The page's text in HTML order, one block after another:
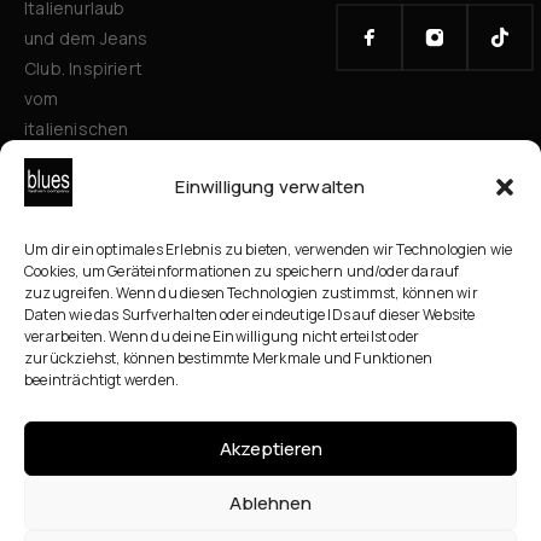
Einwilligung verwalten
Um dir ein optimales Erlebnis zu bieten, verwenden wir Technologien wie
Cookies, um Geräteinformationen zu speichern und/oder darauf
zuzugreifen. Wenn du diesen Technologien zustimmst, können wir
Daten wie das Surfverhalten oder eindeutige IDs auf dieser Website
verarbeiten. Wenn du deine Einwilligung nicht erteilst oder
zurückziehst, können bestimmte Merkmale und Funktionen
beeinträchtigt werden.
Akzeptieren
Ablehnen
Italienurlaub
und dem Jeans
Club. Inspiriert
vom
italienischen
Stil verbinden
wir zeitlose
und
Persönlichkeit
für alle
Generationen.
Mit
Brands und